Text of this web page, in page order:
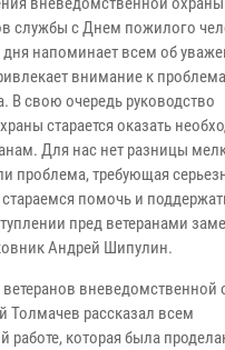
службы с Днем пожилого
дня напоминает всем об
внимание к
В свою очередь руководство
старается оказать
Для нас нет разницы
проблема, требующая
помочь и
пред ветеранами
Андрей Шипулин.
ветеранов вневедомственной
Толмачев рассказал всем
работе, которая была